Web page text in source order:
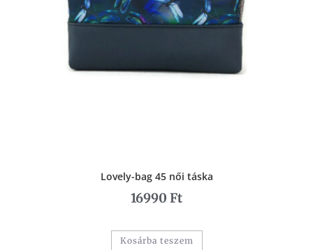
Lovely-bag 45 női táska
16990 Ft
Kosárba teszem